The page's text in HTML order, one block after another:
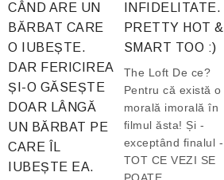
CÂND ARE UN
BĂRBAT CARE
O IUBEȘTE.
DAR FERICIREA
ȘI-O GĂSEȘTE
DOAR LÂNGĂ
UN BĂRBAT PE
CARE ÎL
IUBEȘTE EA.
INFIDELITATE.
PRETTY HOT &
SMART TOO :)
The Loft De ce?
Pentru că există o
morală imorală în
filmul ăsta! Și -
exceptând finalul -
TOT CE VEZI SE